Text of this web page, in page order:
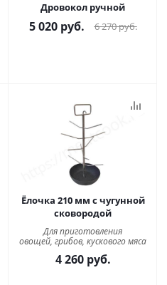
Дровокол ручной
5 020руб. 6 270руб.
Ёлочка 210 мм с чугунной
сковородой
Для приготовления
овощей, грибов, кускового мяса
4 260руб.